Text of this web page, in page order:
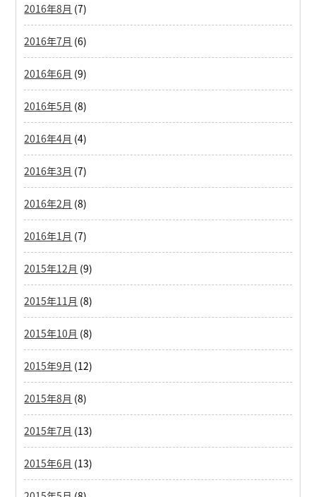
2016年8月 (7)
2016年7月 (6)
2016年6月 (9)
2016年5月 (8)
2016年4月 (4)
2016年3月 (7)
2016年2月 (8)
2016年1月 (7)
2015年12月 (9)
2015年11月 (8)
2015年10月 (8)
2015年9月 (12)
2015年8月 (8)
2015年7月 (13)
2015年6月 (13)